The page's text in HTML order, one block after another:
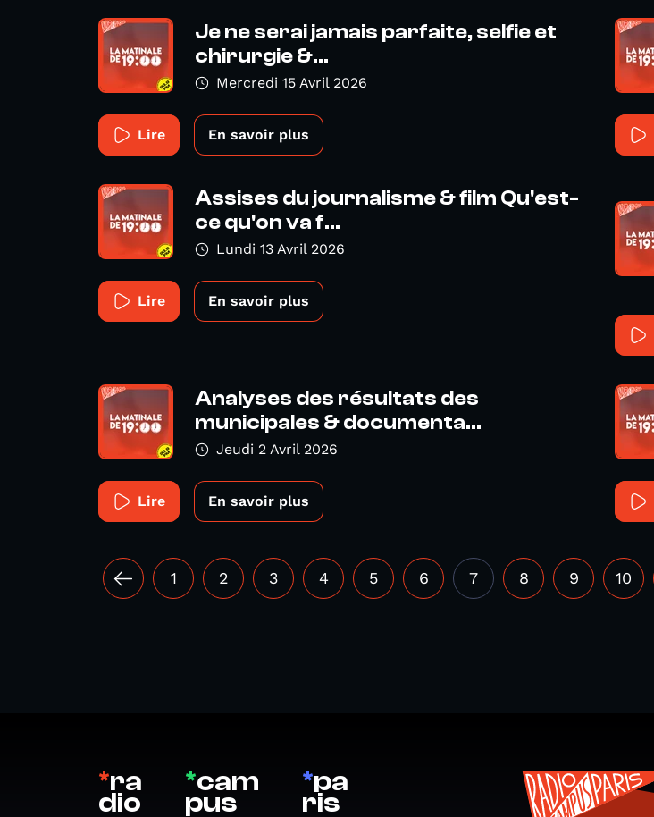
Je ne serai jamais parfaite, selfie et
chirurgie &...
Mercredi 15 Avril 2026
Lire En savoir plus
Assises du journalisme & film Qu'est-
ce qu'on va f...
Lundi 13 Avril 2026
Lire En savoir plus
Analyses des résultats des
municipales & documenta...
Jeudi 2 Avril 2026
Lire En savoir plus
1 2 3 4 5 6 7 8 9 10
*ra
dio
*cam
pus
*pa
ris